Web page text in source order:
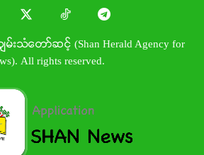
မ်းသံတော်ဆင့် (Shan Herald Agency for
All rights reserved.